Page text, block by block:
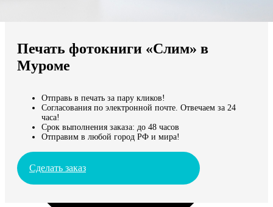
Мы доставляем по всему миру
Продолжить без города
Печать фотокниги «Слим» в
Муроме
Отправь в печать за пару кликов!
Согласования по электронной почте. Отвечаем за 24
часа!
Срок выполнения заказа: до 48 часов
Отправим в любой город РФ и мира!
Сделать заказ